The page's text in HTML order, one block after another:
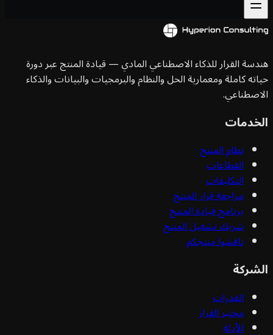
القرار للذكاء الاصطناعي المادي — قيادة المنتج عبر دورة
كاملة ومعمارية الحل والنظام والبرمجيات والبيانات والذكاء
نظام المنتج
القطاعات
التكليفات
مراجعة قرار المنتج
برنامج قيادة المنتج
شريك تشغيل المنتج
ناقشوا منتجكم
القدرات
مختبر القرار
الأدلة